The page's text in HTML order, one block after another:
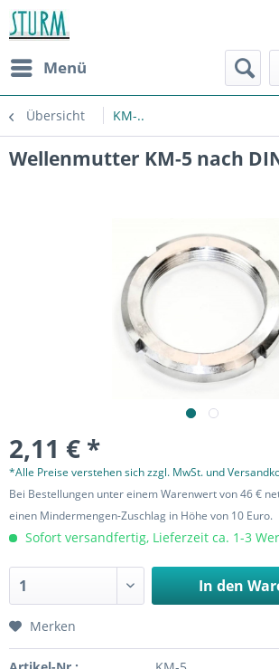
Menü
Übersicht KM-..
Wellenmutter KM-5 nach
2,11 € *
*Alle Preise verstehen sich zzgl. MwSt. und
Bei Bestellungen unter einem Warenwert von 46 €
einen Mindermengen-Zuschlag in Höhe von 10 Euro.
Sofort versandfertig, Lieferzeit ca. 1-3
In den
Merken